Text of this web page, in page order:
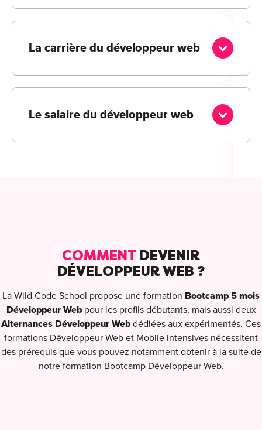
La carrière du développeur web
Le salaire du développeur web
COMMENT DEVENIR
DÉVELOPPEUR WEB ?
La Wild Code School propose une formation Bootcamp 5 mois
Développeur Webpour les profils débutants, mais aussi deux
Alternances Développeur Web dédiées aux expérimentés. Ces
formations Développeur Web et Mobile intensives nécessitent
des prérequis que vous pouvez notamment obtenir à la suite de
notre formation Bootcamp Développeur Web.